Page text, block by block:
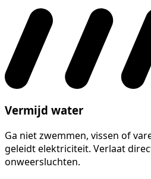
Vermijd water
Ga niet zwemmen, vissen of
geleidt elektriciteit. Verlaat
onweersluchten.